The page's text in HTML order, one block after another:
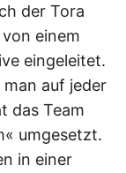
der Tora
einem
eingeleitet.
auf jeder
das Team
umgesetzt.
in einer